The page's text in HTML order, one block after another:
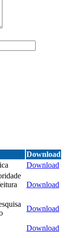
Download
Download
Download
Download
Download